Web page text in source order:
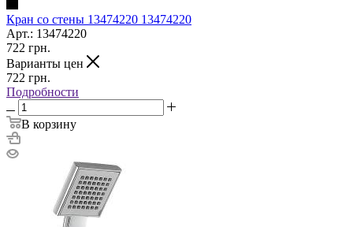
Кран со стены 13474220 13474220
Арт.: 13474220
722 грн.
Варианты цен
722 грн.
Подробности
В корзину